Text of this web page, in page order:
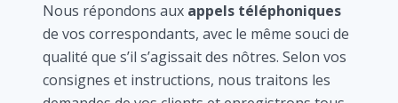
Nous répondons aux appels téléphoniques
de vos correspondants, avec le même souci de
qualité que s’il s’agissait des nôtres. Selon vos
consignes et instructions, nous traitons les